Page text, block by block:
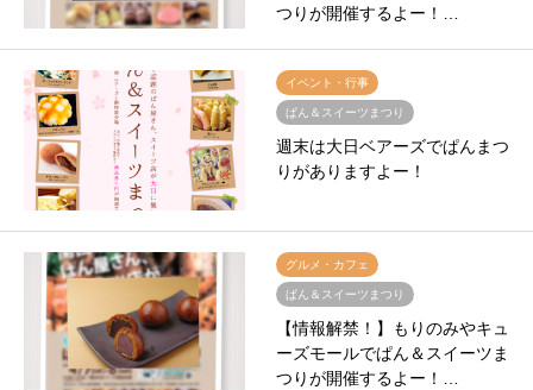
つりが開催するよー！…
イベント・行事
ぱん＆スイーツまつり
週末は大日ベアーズでぱんまつ
りがありますよー！
グルメ・カフェ
ぱん＆スイーツまつり
【情報解禁！】もりのみやキュ
ーズモールでぱん＆スイーツま
つりが開催するよー！…